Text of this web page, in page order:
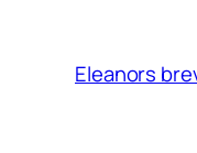
Eleanors